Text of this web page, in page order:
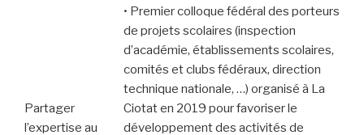
Partager
l’expertise au
• Premier colloque fédéral des porteurs
de projets scolaires (inspection
d’académie, établissements scolaires,
comités et clubs fédéraux, direction
technique nationale, …) organisé à La
Ciotat en 2019 pour favoriser le
développement des activités de